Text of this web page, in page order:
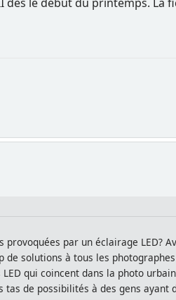
par un éclairage LED?
solutions à tous les
qui coincent dans la photo
de possibilités à des gens ayant